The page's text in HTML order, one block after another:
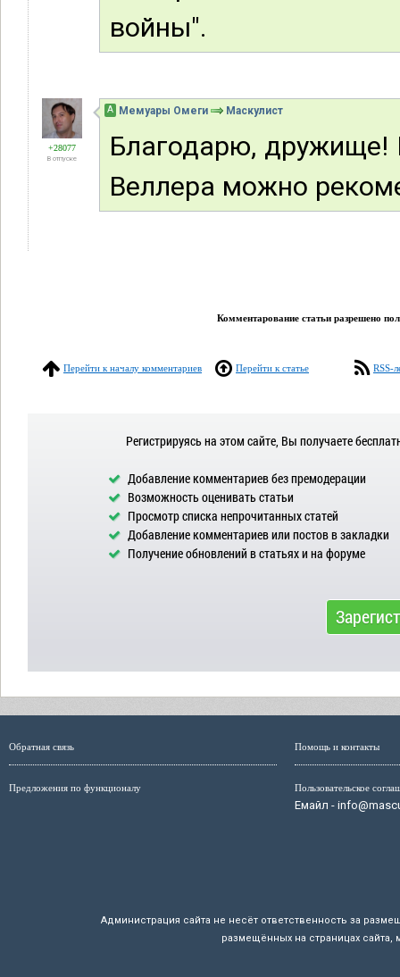
войны".
+28077
В отпуске
А Мемуары Омеги Маскулист
Благодарю, дружище!
Веллера можно
Комментарование статьи разрешено
Перейти к началу комментариев Перейти к статье RSS-
Регистрируясь на этом сайте, Вы получаете
Добавление комментариев без премодерации
Возможность оценивать статьи
Просмотр списка непрочитанных статей
Добавление комментариев или постов в закладки
Получение обновлений в статьях и на форуме
Обратная связь
Предложения по функционалу
Помощь и контакты
Пользовательское
Емайл -
Администрация сайта не несёт ответственность за
размещённых на страницах